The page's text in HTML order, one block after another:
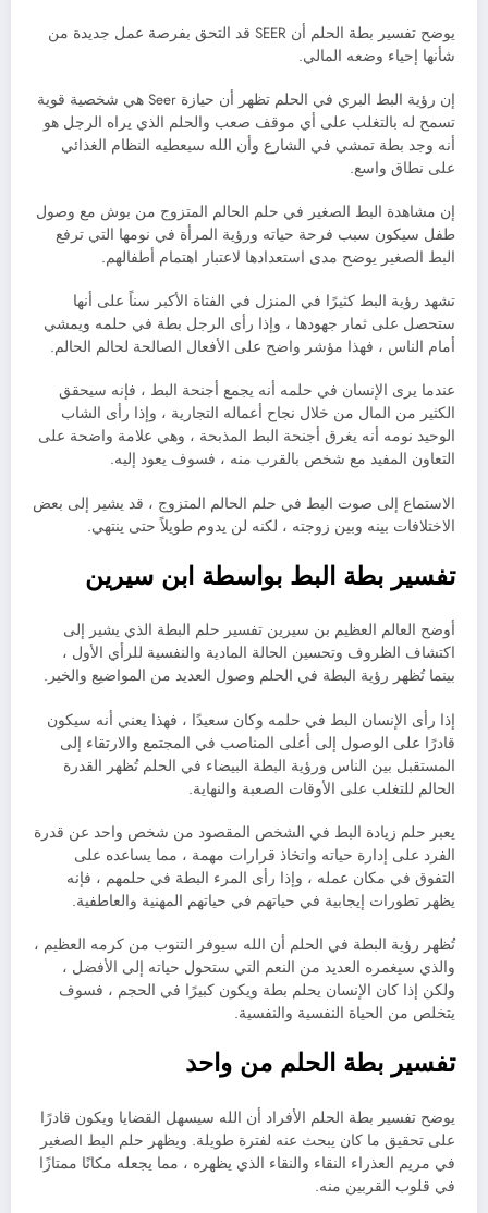
يوضح تفسير بطة الحلم أن SEER قد التحق بفرصة عمل جديدة من
شأنها إحياء وضعه المالي.
إن رؤية البط البري في الحلم تظهر أن حيازة Seer هي شخصية قوية
تسمح له بالتغلب على أي موقف صعب والحلم الذي يراه الرجل هو
أنه وجد بطة تمشي في الشارع وأن الله سيعطيه النظام الغذائي
على نطاق واسع.
إن مشاهدة البط الصغير في حلم الحالم المتزوج من بوش مع وصول
طفل سيكون سبب فرحة حياته ورؤية المرأة في نومها التي ترفع
البط الصغير يوضح مدى استعدادها لاعتبار اهتمام أطفالهم.
تشهد رؤية البط كثيرًا في المنزل في الفتاة الأكبر سناً على أنها
ستحصل على ثمار جهودها ، وإذا رأى الرجل بطة في حلمه ويمشي
أمام الناس ، فهذا مؤشر واضح على الأفعال الصالحة لحالم الحالم.
عندما يرى الإنسان في حلمه أنه يجمع أجنحة البط ، فإنه سيحقق
الكثير من المال من خلال نجاح أعماله التجارية ، وإذا رأى الشاب
الوحيد نومه أنه يغرق أجنحة البط المذبحة ، وهي علامة واضحة على
التعاون المفيد مع شخص بالقرب منه ، فسوف يعود إليه.
الاستماع إلى صوت البط في حلم الحالم المتزوج ، قد يشير إلى بعض
الاختلافات بينه وبين زوجته ، لكنه لن يدوم طويلاً حتى ينتهي.
تفسير بطة البط بواسطة ابن سيرين
أوضح العالم العظيم بن سيرين تفسير حلم البطة الذي يشير إلى
اكتشاف الظروف وتحسين الحالة المادية والنفسية للرأي الأول ،
بينما تُظهر رؤية البطة في الحلم وصول العديد من المواضيع والخير.
إذا رأى الإنسان البط في حلمه وكان سعيدًا ، فهذا يعني أنه سيكون
قادرًا على الوصول إلى أعلى المناصب في المجتمع والارتقاء إلى
المستقبل بين الناس ورؤية البطة البيضاء في الحلم تُظهر القدرة
الحالم للتغلب على الأوقات الصعبة والنهاية.
يعبر حلم زيادة البط في الشخص المقصود من شخص واحد عن قدرة
الفرد على إدارة حياته واتخاذ قرارات مهمة ، مما يساعده على
التفوق في مكان عمله ، وإذا رأى المرء البطة في حلمهم ، فإنه
يظهر تطورات إيجابية في حياتهم في حياتهم المهنية والعاطفية.
تُظهر رؤية البطة في الحلم أن الله سيوفر التنوب من كرمه العظيم ،
والذي سيغمره العديد من النعم التي ستحول حياته إلى الأفضل ،
ولكن إذا كان الإنسان يحلم بطة ويكون كبيرًا في الحجم ، فسوف
يتخلص من الحياة النفسية والنفسية.
تفسير بطة الحلم من واحد
يوضح تفسير بطة الحلم الأفراد أن الله سيسهل القضايا ويكون قادرًا
على تحقيق ما كان يبحث عنه لفترة طويلة. ويظهر حلم البط الصغير
في مريم العذراء النقاء والنقاء الذي يظهره ، مما يجعله مكانًا ممتازًا
في قلوب القربين منه.